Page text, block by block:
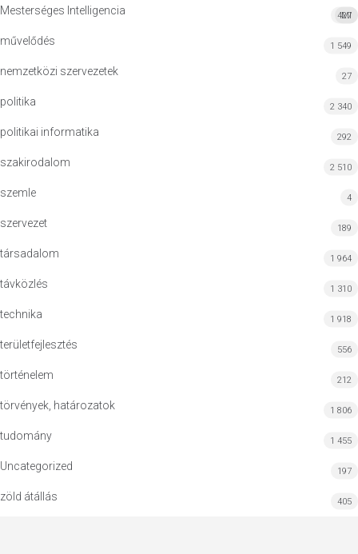
Mesterséges Intelligencia MI
427
művelődés 1 549
nemzetközi szervezetek 27
politika 2 340
politikai informatika 292
szakirodalom 2 510
szemle 4
szervezet 189
társadalom 1 964
távközlés 1 310
technika 1 918
területfejlesztés 556
történelem 212
törvények, határozatok 1 806
tudomány 1 455
Uncategorized 197
zöld átállás 405